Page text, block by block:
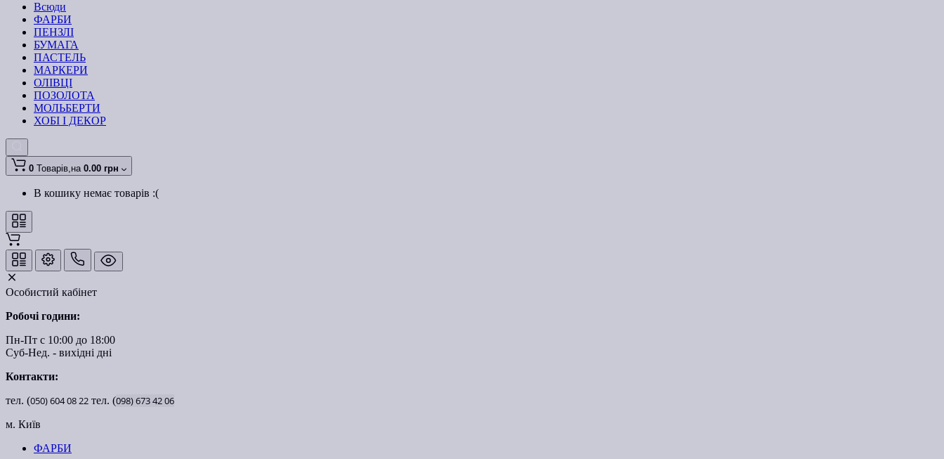
Всюди
ФАРБИ
ПЕНЗЛІ
БУМАГА
ПАСТЕЛЬ
МАРКЕРИ
ОЛІВЦІ
ПОЗОЛОТА
МОЛЬБЕРТИ
ХОБІ І ДЕКОР
0 Товарів,на 0.00 грн
В кошику немає товарів :(
Особистий кабінет
Робочі години:
Пн-Пт с 10:00 до 18:00
Суб-Нед. - вихідні дні
Контакти:
тел. (050)6040822 тел. (098)6734206
м. Київ
ФАРБИ